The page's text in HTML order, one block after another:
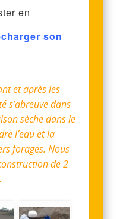
en
son
et après les
s’abreuve dans
sèche dans le
l’eau et la
forages. Nous
de 2